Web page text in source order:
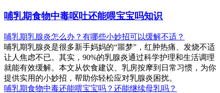
哺乳期食物中毒呕吐还能喂宝宝吗知识
哺乳期乳腺炎怎么办？有哪些小妙招可以缓解不适？
哺乳期乳腺炎是很多新手妈妈的“噩梦”，红肿热痛、发烧不适
让人焦虑不已。其实，90%的乳腺炎通过科学护理和生活调理
就能有效缓解。本文从饮食建议、乳房按摩到日常习惯，为你
提供实用的小妙招，帮助你轻松应对乳腺炎困扰。
哺乳期食物中毒还能喂宝宝吗？还能继续母乳吗？